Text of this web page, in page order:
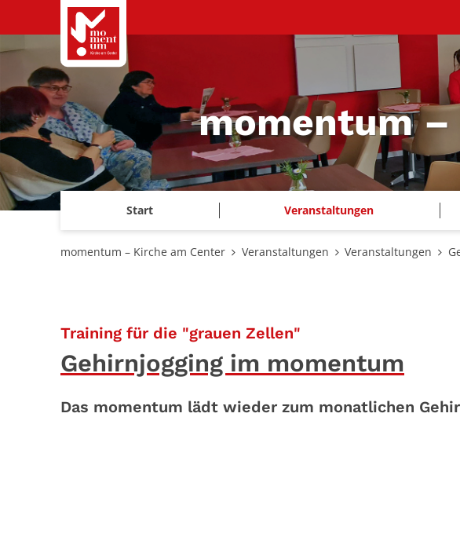
Zum Inhalt springen
momentum –
Start Veranstaltungen
momentum – Kirche am Center Veranstaltungen Veranstaltungen
Training für die "grauen Zellen"
Gehirnjogging im momentum
Das momentum lädt wieder zum monatlichen